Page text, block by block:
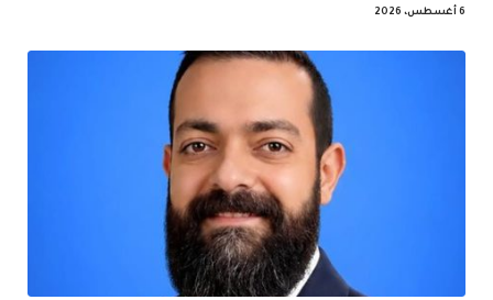
6 أغسطس، 2026